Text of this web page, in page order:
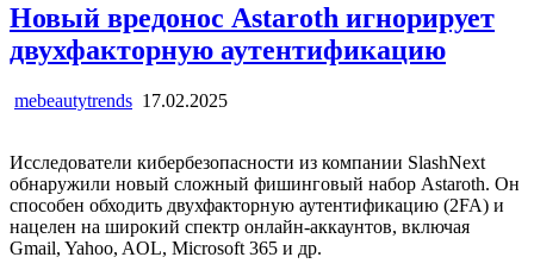
Новый вредонос Astaroth игнорирует
двухфакторную аутентификацию
mebeautytrends 17.02.2025
Исследователи кибербезопасности из компании SlashNext
обнаружили новый сложный фишинговый набор Astaroth. Он
способен обходить двухфакторную аутентификацию (2FA) и
нацелен на широкий спектр онлайн-аккаунтов, включая
Gmail, Yahoo, AOL, Microsoft 365 и др.